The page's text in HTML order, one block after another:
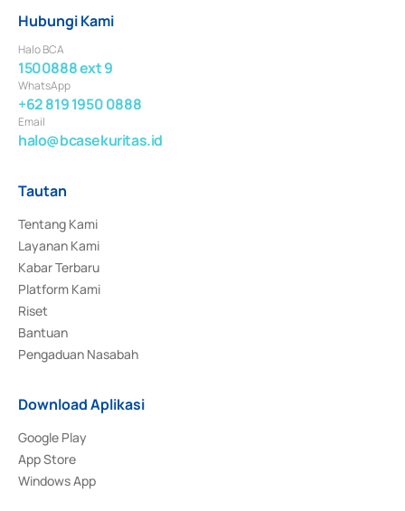
Hubungi Kami
Halo BCA
1500888 ext 9
WhatsApp
+62 819 1950 0888
Email
halo@bcasekuritas.id
Tautan
Tentang Kami
Layanan Kami
Kabar Terbaru
Platform Kami
Riset
Bantuan
Pengaduan Nasabah
Download Aplikasi
Google Play
App Store
Windows App